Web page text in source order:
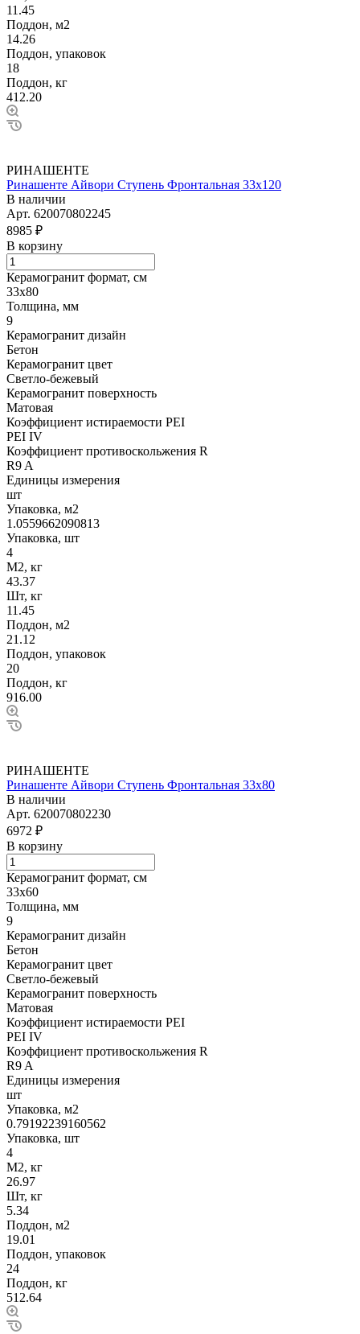
11.45
Поддон, м2
14.26
Поддон, упаковок
18
Поддон, кг
412.20
РИНАШЕНТЕ
Ринашенте Айвори Ступень Фронтальная 33х120
В наличии
Арт. 620070802245
8985 ₽
В корзину
Керамогранит формат, см
33х80
Толщина, мм
9
Керамогранит дизайн
Бетон
Керамогранит цвет
Светло-бежевый
Керамогранит поверхность
Матовая
Коэффициент истираемости PEI
PEI IV
Коэффициент противоскольжения R
R9 A
Единицы измерения
шт
Упаковка, м2
1.0559662090813
Упаковка, шт
4
М2, кг
43.37
Шт, кг
11.45
Поддон, м2
21.12
Поддон, упаковок
20
Поддон, кг
916.00
РИНАШЕНТЕ
Ринашенте Айвори Ступень Фронтальная 33х80
В наличии
Арт. 620070802230
6972 ₽
В корзину
Керамогранит формат, см
33х60
Толщина, мм
9
Керамогранит дизайн
Бетон
Керамогранит цвет
Светло-бежевый
Керамогранит поверхность
Матовая
Коэффициент истираемости PEI
PEI IV
Коэффициент противоскольжения R
R9 A
Единицы измерения
шт
Упаковка, м2
0.79192239160562
Упаковка, шт
4
М2, кг
26.97
Шт, кг
5.34
Поддон, м2
19.01
Поддон, упаковок
24
Поддон, кг
512.64